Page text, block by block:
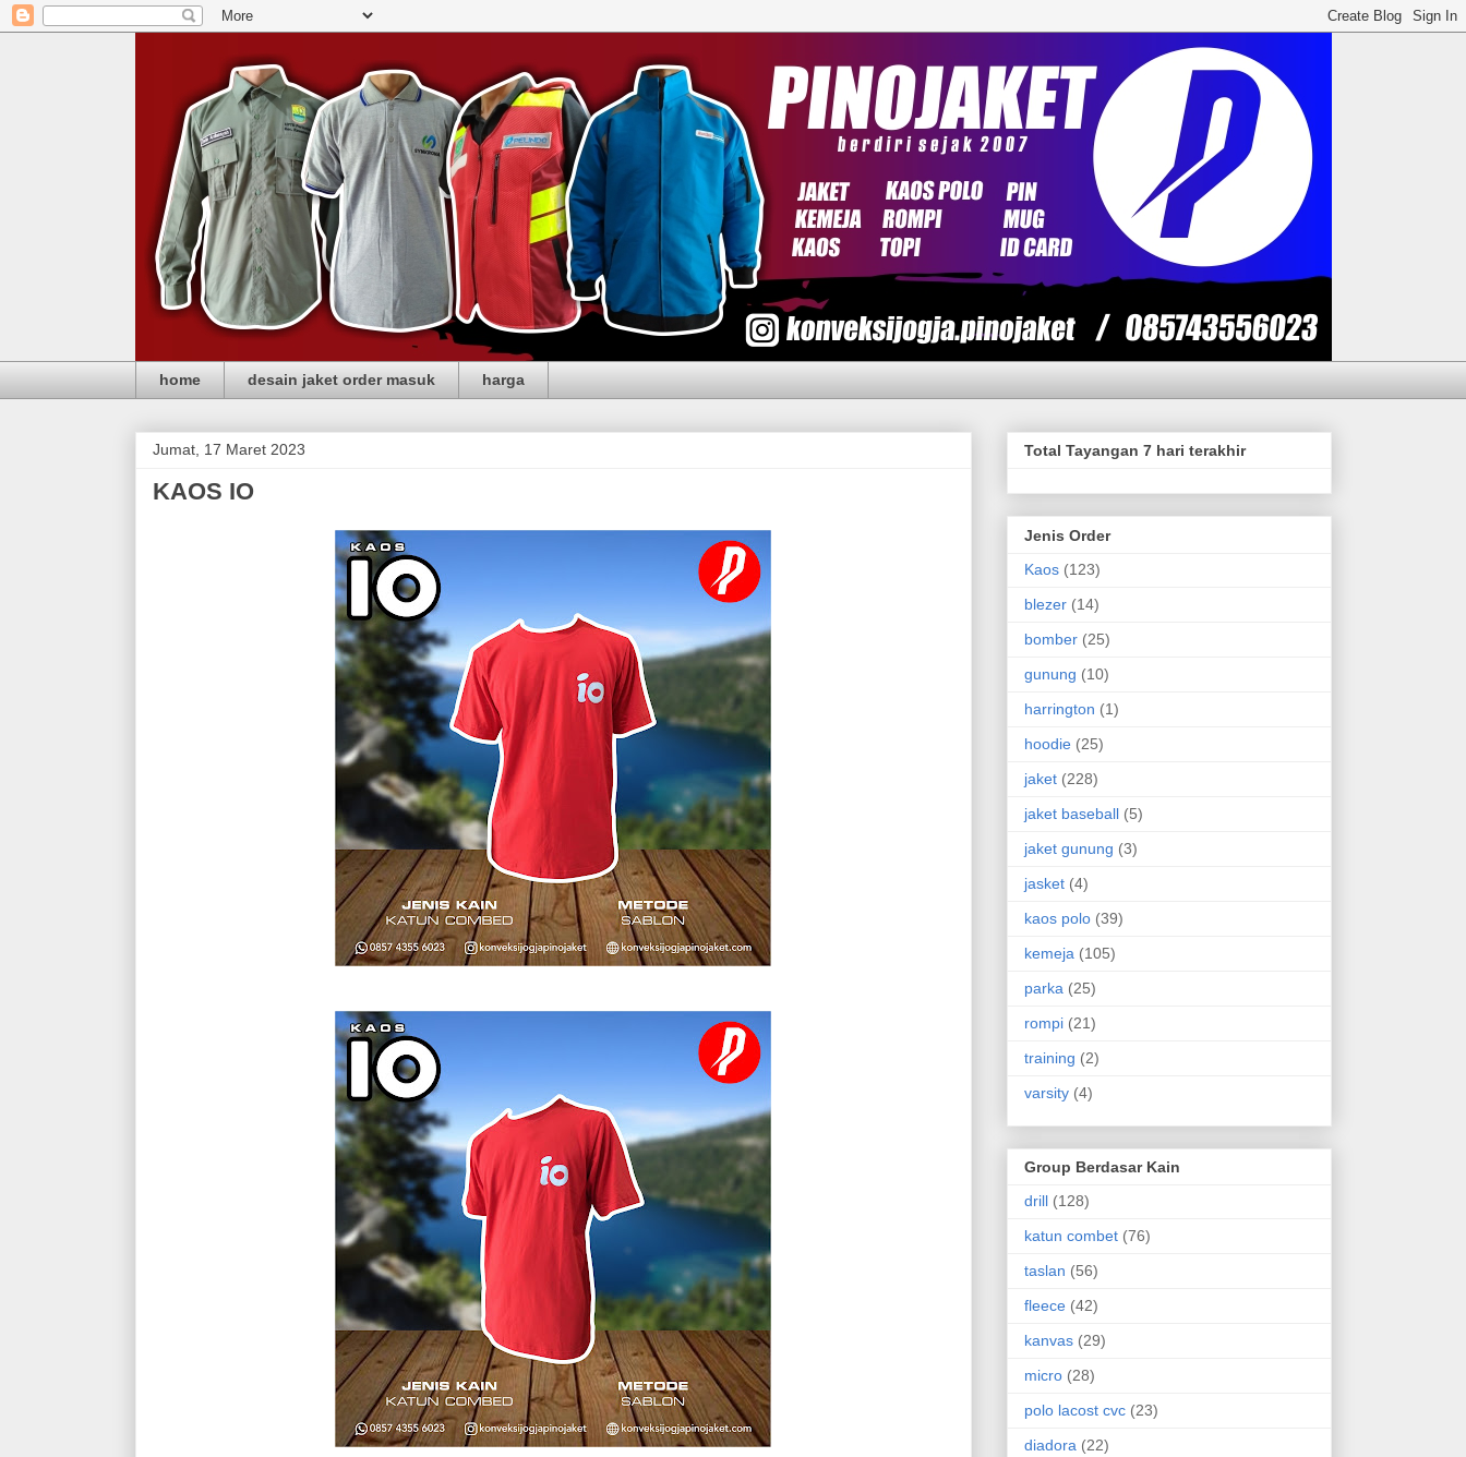
home desain jaket order masuk harga
Jumat, 17 Maret 2023
KAOS IO
Total Tayangan 7 hari terakhir
Jenis Order
Kaos (123)
blezer (14)
bomber (25)
gunung (10)
harrington (1)
hoodie (25)
jaket (228)
jaket baseball (5)
jaket gunung (3)
jasket (4)
kaos polo (39)
kemeja (105)
parka (25)
rompi (21)
training (2)
varsity (4)
Group Berdasar Kain
drill (128)
katun combet (76)
taslan (56)
fleece (42)
kanvas (29)
micro (28)
polo lacost cvc (23)
diadora (22)